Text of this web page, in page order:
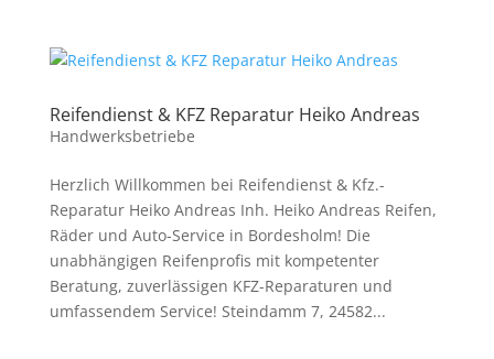
Reifendienst & KFZ Reparatur Heiko Andreas
Handwerksbetriebe
Herzlich Willkommen bei Reifendienst & Kfz.-
Reparatur Heiko Andreas Inh. Heiko Andreas Reifen,
Räder und Auto-Service in Bordesholm! Die
unabhängigen Reifenprofis mit kompetenter
Beratung, zuverlässigen KFZ-Reparaturen und
umfassendem Service! Steindamm 7, 24582...